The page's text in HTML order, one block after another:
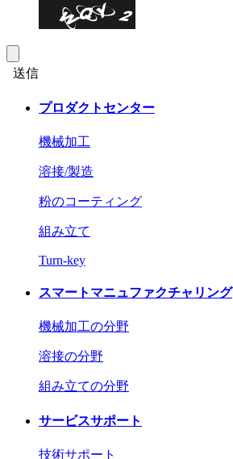
送信
プロダクトセンター
機械加工
溶接/製造
粉のコーティング
組み立て
Turn-key
スマートマニュファクチャリング
機械加工の分野
溶接の分野
組み立ての分野
サービスサポート
技術サポート